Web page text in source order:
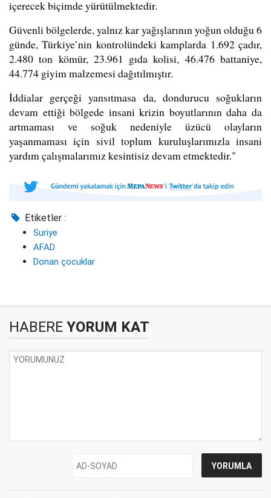
içerecek biçimde yürütülmektedir.
Güvenli bölgelerde, yalnız kar yağışlarının yoğun olduğu 6
günde, Türkiye’nin kontrolündeki kamplarda 1.692 çadır,
2.480 ton kömür, 23.961 gıda kolisi, 46.476 battaniye,
44.774 giyim malzemesi dağıtılmıştır.
İddialar gerçeği yansıtmasa da, dondurucu soğukların
devam ettiği bölgede insani krizin boyutlarının daha da
artmaması ve soğuk nedeniyle üzücü olayların
yaşanmaması için sivil toplum kuruluşlarımızla insani
yardım çalışmalarımız kesintisiz devam etmektedir."
Etiketler :
Suriye
AFAD
Donan çocuklar
HABERE YORUM KAT